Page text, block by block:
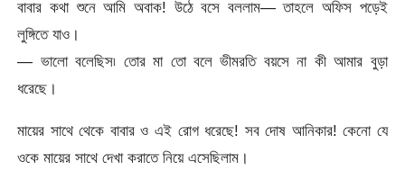
বাবার কথা শুনে আমি অবাক! উঠে বসে বললাম— তাহলে অফিস পড়েই
লুঙ্গিতে যাও।
— ভালো বলেছিস৷ তোর মা তো বলে ভীমরতি বয়সে না কী আমার বুড়া
ধরেছে।
মায়ের সাথে থেকে বাবার ও এই রোগ ধরেছে! সব দোষ আনিকার! কেনো যে
ওকে মায়ের সাথে দেখা করাতে নিয়ে এসেছিলাম।